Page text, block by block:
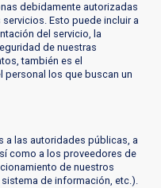
debidamente autorizadas
Esto puede incluir a
del servicio, la
de nuestras
también es el
personal los que buscan un
a las autoridades públicas, a
como a los proveedores de
de nuestros
de información, etc.).